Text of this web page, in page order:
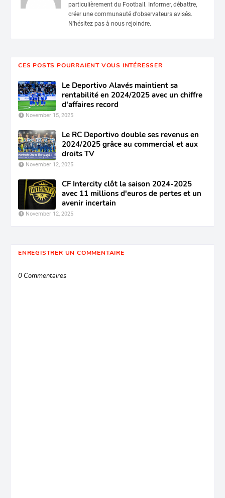
particulièrement du Football. Informer, débattre,
créer une communauté d'observateurs avisés.
N'hésitez pas à nous rejoindre.
CES POSTS POURRAIENT VOUS INTÉRESSER
Le Deportivo Alavés maintient sa
rentabilité en 2024/2025 avec un chiffre
d'affaires record
November 15, 2025
Le RC Deportivo double ses revenus en
2024/2025 grâce au commercial et aux
droits TV
November 12, 2025
CF Intercity clôt la saison 2024-2025
avec 11 millions d'euros de pertes et un
avenir incertain
November 12, 2025
ENREGISTRER UN COMMENTAIRE
0 Commentaires